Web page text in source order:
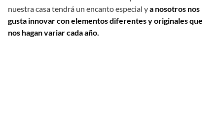
nuestra casa tendrá un encanto especial ya nosotros nos
gusta innovar con elementos diferentes y originales que
nos hagan variar cada año.